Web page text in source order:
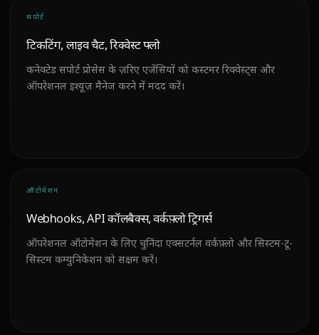
सपोर्ट
टिकटिंग, लाइव चैट, रिक्वेस्ट फ्लो
कनेक्टेड सपोर्ट प्रोसेस के ज़रिए एजेंसियों को कस्टमर रिक्वेस्ट्स और
ऑपरेशनल इश्यूज़ मैनेज करने में मदद करें।
ऑटोमेशन
Webhooks, API कॉलबैक्स, वर्कफ़्लो ट्रिगर्स
ऑपरेशनल ऑटोमेशन के लिए चुनिंदा एक्सटर्नल वर्कफ़्लो और सिस्टम-टू-
सिस्टम कम्युनिकेशन को सक्षम करें।